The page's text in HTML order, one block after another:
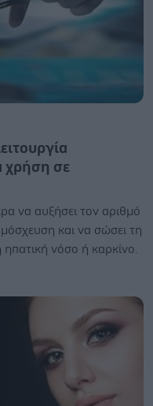
χρήση σε
να αυξήσει τον αριθμό
και να σώσει τη
νόσο ή καρκίνο.